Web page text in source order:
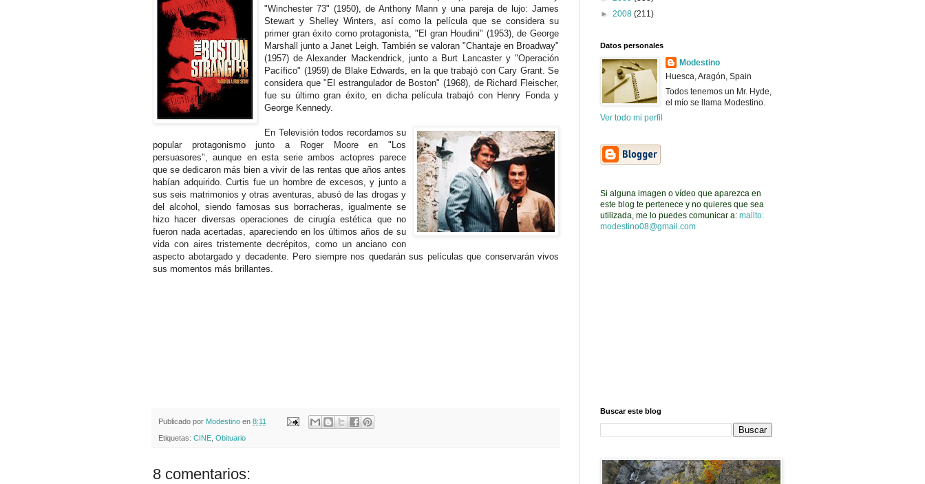
"Winchester 73" (1950), de Anthony Mann y una pareja de lujo: James
Stewart y Shelley Winters, así como la película que se considera su
primer gran éxito como protagonista, "El gran Houdini" (1953), de George
Marshall junto a Janet Leigh. También se valoran "Chantaje en Broadway"
(1957) de Alexander Mackendrick, junto a Burt Lancaster y "Operación
Pacífico" (1959) de Blake Edwards, en la que trabajó con Cary Grant. Se
considera que "El estrangulador de Boston" (1968), de Richard Fleischer,
fue su último gran éxito, en dicha película trabajó con Henry Fonda y
George Kennedy.
En Televisión todos recordamos su
popular protagonismo junto a Roger Moore en "Los
persuasores", aunque en esta serie ambos actopres parece
que se dedicaron más bien a vivir de las rentas que años antes
habían adquirido. Curtis fue un hombre de excesos, y junto a
sus seis matrimonios y otras aventuras, abusó de las drogas y
del alcohol, siendo famosas sus borracheras, igualmente se
hizo hacer diversas operaciones de cirugía estética que no
fueron nada acertadas, apareciendo en los últimos años de su
vida con aires tristemente decrépitos, como un anciano con
aspecto abotargado y decadente. Pero siempre nos quedarán sus películas que conservarán vivos
sus momentos más brillantes.
Publicado por Modestino en 8:11
Etiquetas: CINE Obituario
8 comentarios:
► 2008 (211)
Datos personales
Modestino
Huesca, Aragón, Spain
Todos tenemos un Mr. Hyde,
el mío se llama Modestino.
Ver todo mi perfil
Si alguna imagen o vídeo que aparezca en
este blog te pertenece y no quieres que sea
utilizada, me lo puedes comunicar a: mailto:
modestino08@gmail.com
Buscar este blog